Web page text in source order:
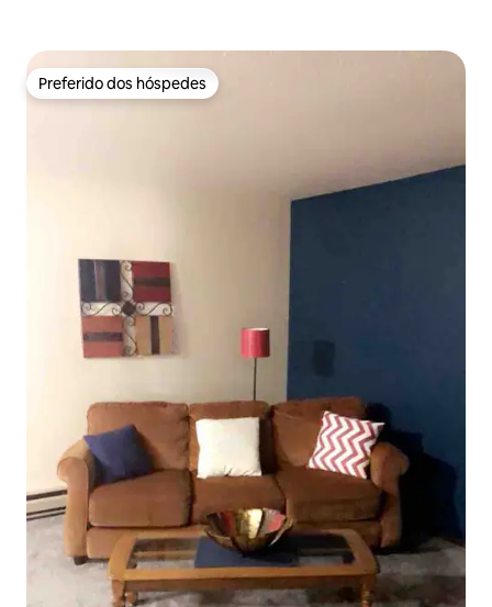
Preferido dos hóspedes
Preferido dos hóspedes